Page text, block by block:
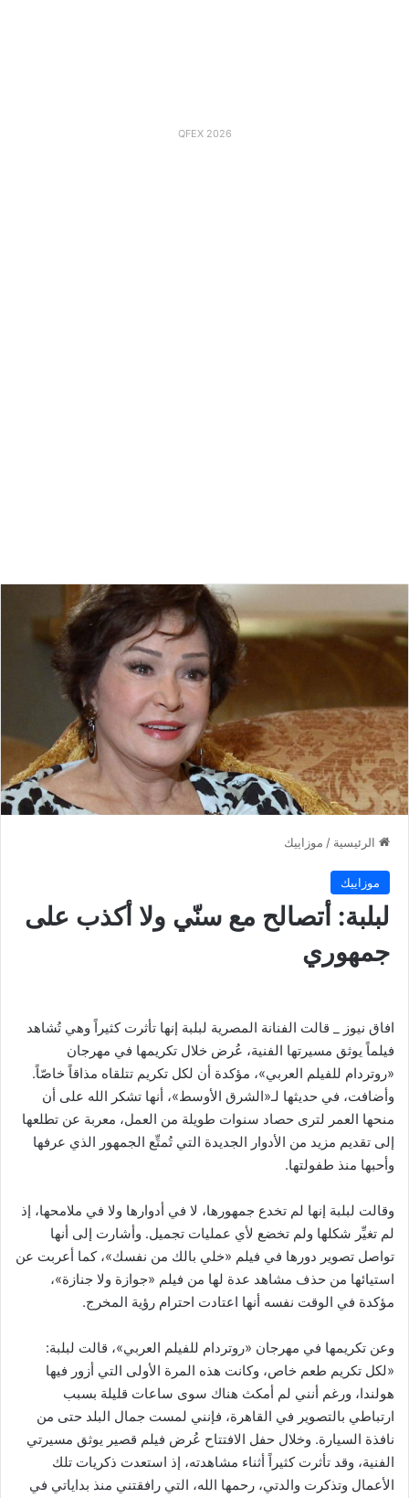
QFEX 2026
الرئيسية / موزاييك
موزاييك
لبلبة: أتصالح مع سنّي ولا أكذب على
جمهوري
افاق نيوز _ قالت الفنانة المصرية لبلبة إنها تأثرت كثيراً وهي تُشاهد
فيلماً يوثق مسيرتها الفنية، عُرض خلال تكريمها في مهرجان
«روتردام للفيلم العربي»، مؤكدة أن لكل تكريم تتلقاه مذاقاً خاصّاً.
وأضافت، في حديثها لـ«الشرق الأوسط»، أنها تشكر الله على أن
منحها العمر لترى حصاد سنوات طويلة من العمل، معربة عن تطلعها
إلى تقديم مزيد من الأدوار الجديدة التي تُمتِّع الجمهور الذي عرفها
وأحبها منذ طفولتها.
وقالت لبلبة إنها لم تخدع جمهورها، لا في أدوارها ولا في ملامحها، إذ
لم تغيِّر شكلها ولم تخضع لأي عمليات تجميل. وأشارت إلى أنها
تواصل تصوير دورها في فيلم «خلي بالك من نفسك»، كما أعربت عن
استيائها من حذف مشاهد عدة لها من فيلم «جوازة ولا جنازة»،
مؤكدة في الوقت نفسه أنها اعتادت احترام رؤية المخرج.
وعن تكريمها في مهرجان «روتردام للفيلم العربي»، قالت لبلبة:
«لكل تكريم طعم خاص، وكانت هذه المرة الأولى التي أزور فيها
هولندا، ورغم أنني لم أمكث هناك سوى ساعات قليلة بسبب
ارتباطي بالتصوير في القاهرة، فإنني لمست جمال البلد حتى من
نافذة السيارة. وخلال حفل الافتتاح عُرض فيلم قصير يوثق مسيرتي
الفنية، وقد تأثرت كثيراً أثناء مشاهدته، إذ استعدت ذكريات تلك
الأعمال وتذكرت والدتي، رحمها الله، التي رافقتني منذ بداياتي في